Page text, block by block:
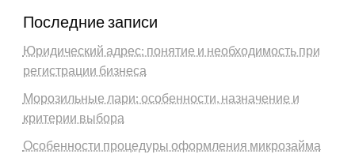
Последние записи
Юридический адрес: понятие и необходимость при
регистрации бизнеса
Морозильные лари: особенности, назначение и
критерии выбора
Особенности процедуры оформления микрозайма